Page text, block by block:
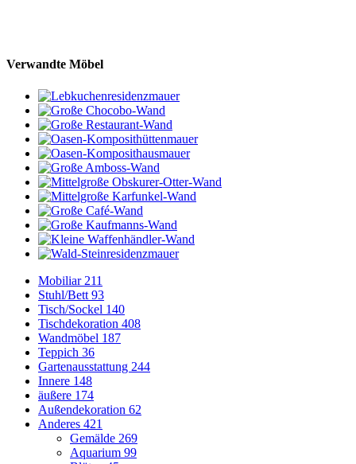
Verwandte Möbel
Mobiliar 211
Stuhl/Bett 93
Tisch/Sockel 140
Tischdekoration 408
Wandmöbel 187
Teppich 36
Gartenausstattung 244
Innere 148
äußere 174
Außendekoration 62
Anderes 421
Gemälde 269
Aquarium 99